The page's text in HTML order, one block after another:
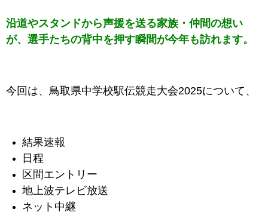
沿道やスタンドから声援を送る家族・仲間の想い
が、選手たちの背中を押す瞬間が今年も訪れます。
今回は、鳥取県中学校駅伝競走大会2025について、
結果速報
日程
区間エントリー
地上波テレビ放送
ネット中継